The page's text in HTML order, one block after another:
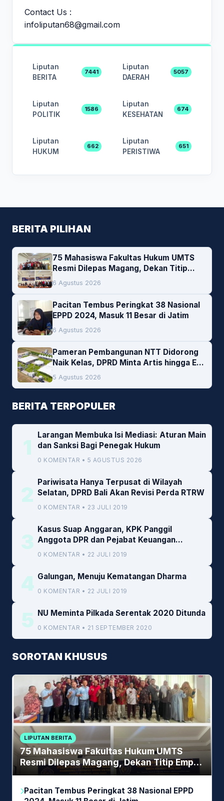
Contact Us :
infoliputan68@gmail.com
Liputan
BERITA
7441
Liputan
DAERAH
5057
Liputan
POLITIK
1586
Liputan
KESEHATAN
674
Liputan
HUKUM
662
Liputan
PERISTIWA
651
BERITA PILIHAN
75 Mahasiswa Fakultas Hukum UMTS
Resmi Dilepas Magang, Dekan Titip
Empat Pesan Penting
6 Agustus 2026
Pacitan Tembus Peringkat 38 Nasional
EPPD 2024, Masuk 11 Besar di Jatim
6 Agustus 2026
Pameran Pembangunan NTT Didorong
Naik Kelas, DPRD Minta Artis hingga EO
Lokal Jadi Prioritas
5 Agustus 2026
BERITA TERPOPULER
1
Larangan Membuka Isi Mediasi: Aturan Main
dan Sanksi Bagi Penegak Hukum
0 KOMENTAR • 5 AGUSTUS 2026
2
Pariwisata Hanya Terpusat di Wilayah
Selatan, DPRD Bali Akan Revisi Perda RTRW
0 KOMENTAR • 23 JULI 2019
3
Kasus Suap Anggaran, KPK Panggil
Anggota DPR dan Pejabat Keuangan
Kemenkeu
0 KOMENTAR • 22 JULI 2019
4 Galungan, Menuju Kematangan Dharma
0 KOMENTAR • 22 JULI 2019
5 NU Meminta Pilkada Serentak 2020 Ditunda
0 KOMENTAR • 21 SEPTEMBER 2020
SOROTAN KHUSUS
LIPUTAN BERITA
75 Mahasiswa Fakultas Hukum UMTS
Resmi Dilepas Magang, Dekan Titip Empat
Pesan Penting
Pacitan Tembus Peringkat 38 Nasional EPPD